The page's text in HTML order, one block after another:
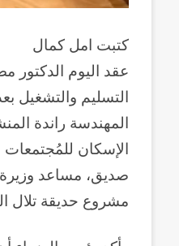
كتبت امل كمال
عقد اليوم الدكتور
التسليم والتشغيل
المهندسة راندة
الإسكان للمُجتمعات
صديق، مساعد
مشروع حديقة تلال